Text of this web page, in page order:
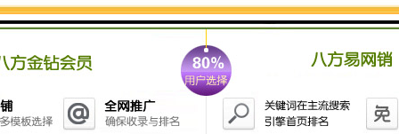
东盟成员，与中国、韩国、日本、澳大利亚、新西兰、
印度、中国香港签署的7 个区域自由贸易协定。